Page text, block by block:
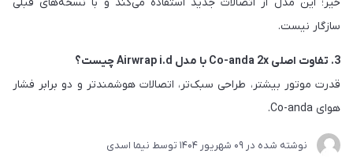
سازگار نیست.
3. تفاوت اصلی Co-anda 2x با مدل Airwrap i.d چیست؟
قدرت موتور بیشتر، طراحی سبک‌تر، اتصالات هوشمندتر و دو برابر فشار
هوای Co-anda.
نوشته شده در 09 شهریور 1404 توسط نیما اسدی